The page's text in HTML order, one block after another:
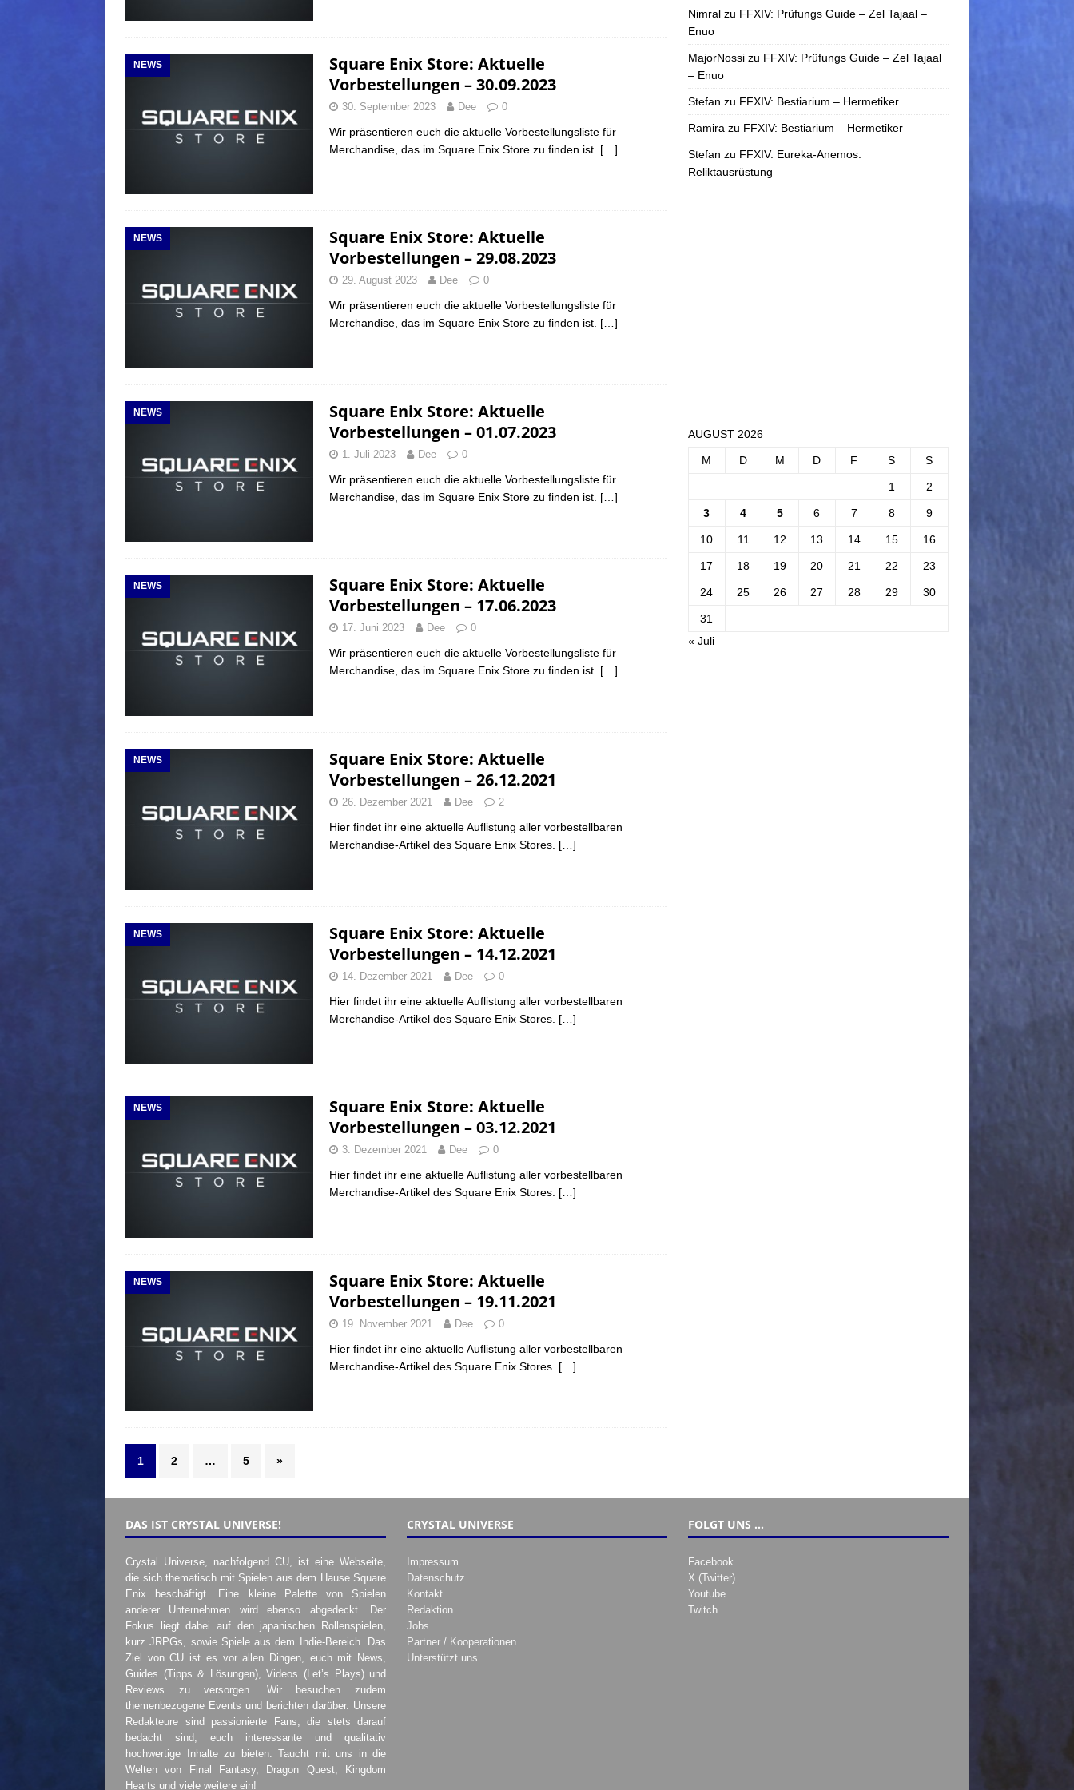
NEWS
Square Enix Store: Aktuelle
Vorbestellungen – 30.09.2023
30. September 2023 Dee 0
Wir präsentieren euch die aktuelle Vorbestellungsliste für
Merchandise, das im Square Enix Store zu finden ist. […]
NEWS
Square Enix Store: Aktuelle
Vorbestellungen – 29.08.2023
29. August 2023 Dee 0
Wir präsentieren euch die aktuelle Vorbestellungsliste für
Merchandise, das im Square Enix Store zu finden ist. […]
NEWS
Square Enix Store: Aktuelle
Vorbestellungen – 01.07.2023
1. Juli 2023 Dee 0
Wir präsentieren euch die aktuelle Vorbestellungsliste für
Merchandise, das im Square Enix Store zu finden ist. […]
NEWS
Square Enix Store: Aktuelle
Vorbestellungen – 17.06.2023
17. Juni 2023 Dee 0
Wir präsentieren euch die aktuelle Vorbestellungsliste für
Merchandise, das im Square Enix Store zu finden ist. […]
NEWS
Square Enix Store: Aktuelle
Vorbestellungen – 26.12.2021
26. Dezember 2021 Dee 2
Hier findet ihr eine aktuelle Auflistung aller vorbestellbaren
Merchandise-Artikel des Square Enix Stores. […]
NEWS
Square Enix Store: Aktuelle
Vorbestellungen – 14.12.2021
14. Dezember 2021 Dee 0
Hier findet ihr eine aktuelle Auflistung aller vorbestellbaren
Merchandise-Artikel des Square Enix Stores. […]
NEWS
Square Enix Store: Aktuelle
Vorbestellungen – 03.12.2021
3. Dezember 2021 Dee 0
Hier findet ihr eine aktuelle Auflistung aller vorbestellbaren
Merchandise-Artikel des Square Enix Stores. […]
NEWS
Square Enix Store: Aktuelle
Vorbestellungen – 19.11.2021
19. November 2021 Dee 0
Hier findet ihr eine aktuelle Auflistung aller vorbestellbaren
Merchandise-Artikel des Square Enix Stores. […]
1 2 … 5 »
Nimralzu FFXIV: Prüfungs Guide – Zel Tajaal –
Enuo
MajorNossizu FFXIV: Prüfungs Guide – Zel Tajaal
– Enuo
Stefan zu FFXIV: Bestiarium – Hermetiker
Ramira zu FFXIV: Bestiarium – Hermetiker
Stefan zu FFXIV: Eureka-Anemos:
Reliktausrüstung
AUGUST 2026
M D M D F S S
1 2
3 4 5 6 7 8 9
10 11 12 13 14 15 16
17 18 19 20 21 22 23
24 25 26 27 28 29 30
31
« Juli
DAS IST CRYSTAL UNIVERSE!
Crystal Universe, nachfolgend CU, ist eine Webseite,
die sich thematisch mit Spielen aus dem Hause Square
Enix beschäftigt. Eine kleine Palette von Spielen
anderer Unternehmen wird ebenso abgedeckt. Der
Fokus liegt dabei auf den japanischen Rollenspielen,
kurz JRPGs, sowie Spiele aus dem Indie-Bereich. Das
Ziel von CU ist es vor allen Dingen, euch mit News,
Guides (Tipps & Lösungen), Videos (Let’s Plays) und
Reviews zu versorgen. Wir besuchen zudem
themenbezogene Events und berichten darüber. Unsere
Redakteure sind passionierte Fans, die stets darauf
bedacht sind, euch interessante und qualitativ
hochwertige Inhalte zu bieten. Taucht mit uns in die
Welten von Final Fantasy, Dragon Quest, Kingdom
Hearts und viele weitere ein!
CRYSTAL UNIVERSE
Impressum
Datenschutz
Kontakt
Redaktion
Jobs
Partner / Kooperationen
Unterstützt uns
FOLGT UNS …
Facebook
X (Twitter)
Youtube
Twitch